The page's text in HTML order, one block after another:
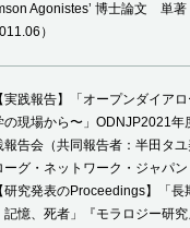
Agonistes’ 博士論文 単
）
実践報告】「オープンダイア
の現場から〜」ODNJP2021年
報告会（共同報告者：半田タ
ーグ・ネットワーク・ジャパン
研究発表のProceedings】「
記憶、死者」『モラロジー研